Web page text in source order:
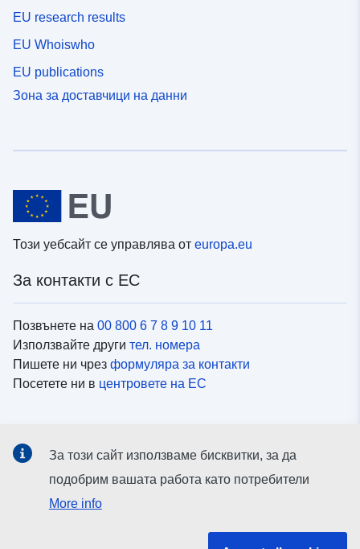
EU research results
EU Whoiswho
EU publications
Зона за доставчици на данни
Този уебсайт се управлява от europa.eu
За контакти с ЕС
Позвънете на 00 800 6 7 8 9 10 11
Използвайте други тел. номера
Пишете ни чрез формуляра за контакти
Посетете ни в центровете на ЕС
Вижте профили на ЕС в социалните медии
Институции и органи на ЕС
За този сайт използваме бисквитки, за да
подобрим вашата работа като потребители
More info